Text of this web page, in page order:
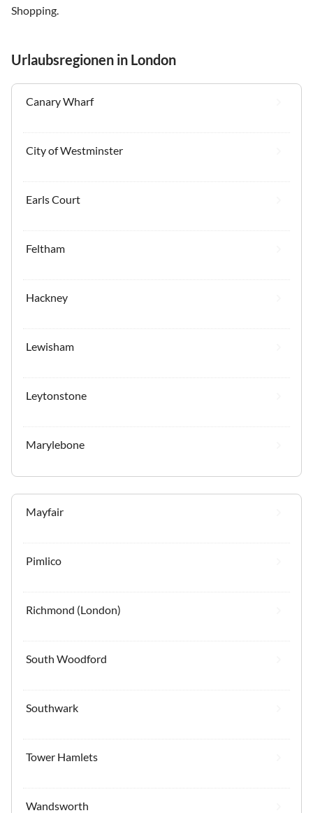
Shopping.
Urlaubsregionen in London
Canary Wharf
City of Westminster
Earls Court
Feltham
Hackney
Lewisham
Leytonstone
Marylebone
Mayfair
Pimlico
Richmond (London)
South Woodford
Southwark
Tower Hamlets
Wandsworth